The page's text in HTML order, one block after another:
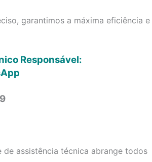
garantimos a máxima eficiência e
Responsável:
de assistência técnica abrange todos